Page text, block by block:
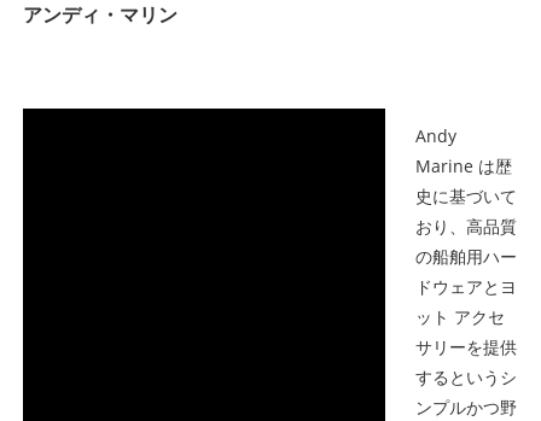
アンディ・マリン
Andy
Marine は歴
史に基づいて
おり、高品質
の船舶用ハー
ドウェアとヨ
ット アクセ
サリーを提供
するというシ
ンプルかつ野